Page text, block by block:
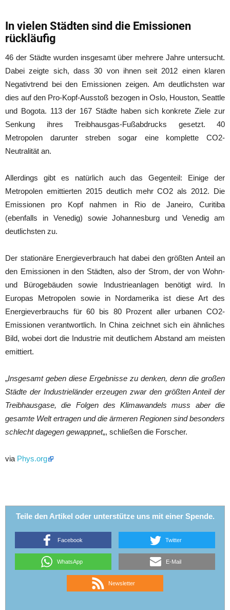
In vielen Städten sind die Emissionen
rückläufig
46 der Städte wurden insgesamt über mehrere Jahre untersucht.
Dabei zeigte sich, dass 30 von ihnen seit 2012 einen klaren
Negativtrend bei den Emissionen zeigen. Am deutlichsten war
dies auf den Pro-Kopf-Ausstoß bezogen in Oslo, Houston, Seattle
und Bogota. 113 der 167 Städte haben sich konkrete Ziele zur
Senkung ihres Treibhausgas-Fußabdrucks gesetzt. 40
Metropolen darunter streben sogar eine komplette CO2-
Neutralität an.
Allerdings gibt es natürlich auch das Gegenteil: Einige der
Metropolen emittierten 2015 deutlich mehr CO2 als 2012. Die
Emissionen pro Kopf nahmen in Rio de Janeiro, Curitiba
(ebenfalls in Venedig) sowie Johannesburg und Venedig am
deutlichsten zu.
Der stationäre Energieverbrauch hat dabei den größten Anteil an
den Emissionen in den Städten, also der Strom, der von Wohn-
und Bürogebäuden sowie Industrieanlagen benötigt wird. In
Europas Metropolen sowie in Nordamerika ist diese Art des
Energieverbrauchs für 60 bis 80 Prozent aller urbanen CO2-
Emissionen verantwortlich. In China zeichnet sich ein ähnliches
Bild, wobei dort die Industrie mit deutlichem Abstand am meisten
emittiert.
„Insgesamt geben diese Ergebnisse zu denken, denn die großen
Städte der Industrieländer erzeugen zwar den größten Anteil der
Treibhausgase, die Folgen des Klimawandels muss aber die
gesamte Welt ertragen und die ärmeren Regionen sind besonders
schlecht dagegen gewappnet„, schließen die Forscher.
via Phys.org
Teile den Artikel oder unterstütze uns mit einer Spende.
Facebook Twitter
WhatsApp E-Mail
Newsletter